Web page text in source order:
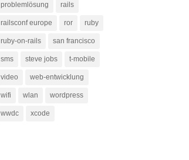
problemlösung rails
railsconf europe ror ruby
ruby-on-rails san francisco
sms steve jobs t-mobile
video web-entwicklung
wifi wlan wordpress
wwdc xcode